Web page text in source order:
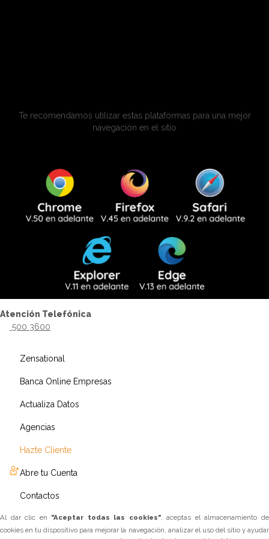
Te recomendamos utilizar estas plataformas para una mejor
navegación en el sitio
Atención Telefónica
500 3600
Zensational
Banca Online Empresas
Actualiza Datos
Agencias
Hazte Cliente
Abre tu Cuenta
Contactos
Al dar clic en "Aceptar todas las cookies", aceptas el almacenamiento de
cookies en tu dispositivo para mejorar la navegación, analizar el uso del sitio y ayudar